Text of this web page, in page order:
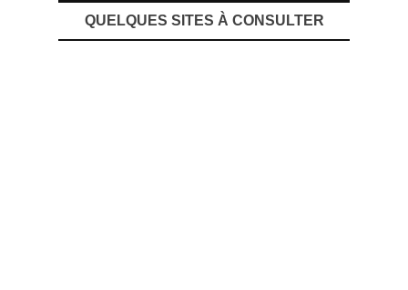
QUELQUES SITES À CONSULTER